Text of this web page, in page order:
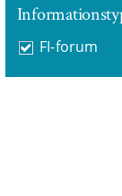
FI-forum